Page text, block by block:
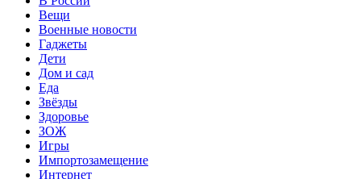
Вещи
Военные новости
Гаджеты
Дети
Дом и сад
Еда
Звёзды
Здоровье
ЗОЖ
Игры
Импортозамещение
Интернет